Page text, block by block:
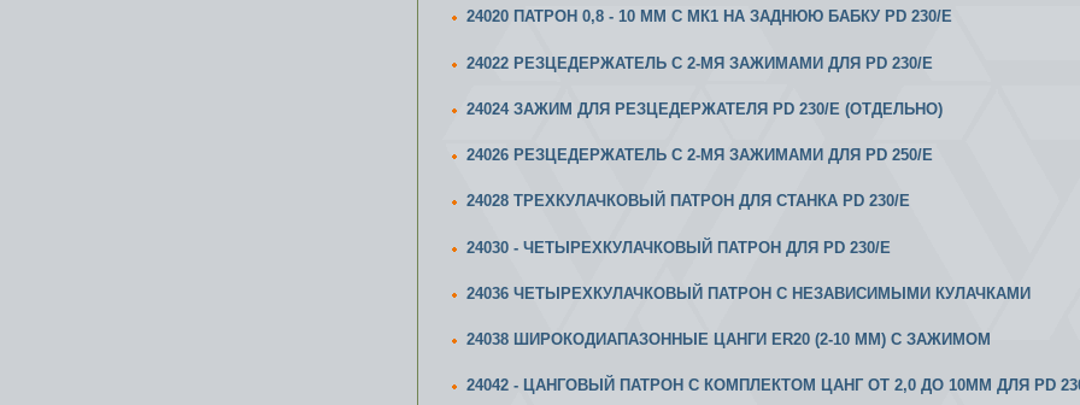
24020 ПАТРОН 0,8 - 10 ММ С МК1 НА ЗАДНЮЮ БАБКУ PD 230/E
24022 РЕЗЦЕДЕРЖАТЕЛЬ С 2-МЯ ЗАЖИМАМИ ДЛЯ PD 230/E
24024 ЗАЖИМ ДЛЯ РЕЗЦЕДЕРЖАТЕЛЯ PD 230/E (ОТДЕЛЬНО)
24026 РЕЗЦЕДЕРЖАТЕЛЬ С 2-МЯ ЗАЖИМАМИ ДЛЯ PD 250/E
24028 ТРЕХКУЛАЧКОВЫЙ ПАТРОН ДЛЯ СТАНКА PD 230/E
24030 - ЧЕТЫРЕХКУЛАЧКОВЫЙ ПАТРОН ДЛЯ PD 230/E
24036 ЧЕТЫРЕХКУЛАЧКОВЫЙ ПАТРОН С НЕЗАВИСИМЫМИ КУЛАЧКАМИ
24038 ШИРОКОДИАПАЗОННЫЕ ЦАНГИ ER20 (2-10 ММ) С ЗАЖИМОМ
24042 - ЦАНГОВЫЙ ПАТРОН С КОМПЛЕКТОМ ЦАНГ ОТ 2,0 ДО 10ММ ДЛЯ PD